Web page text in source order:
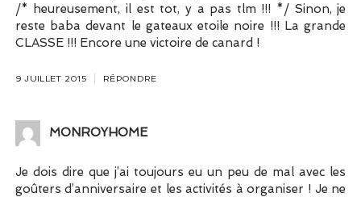
/* heureusement, il est tot, y a pas tlm !!! */ Sinon, je
reste baba devant le gateaux etoile noire !!! La grande
CLASSE !!! Encore une victoire de canard !
9 JUILLET 2015 RÉPONDRE
MONROYHOME
Je dois dire que j’ai toujours eu un peu de mal avec les
goûters d’anniversaire et les activités à organiser ! Je ne